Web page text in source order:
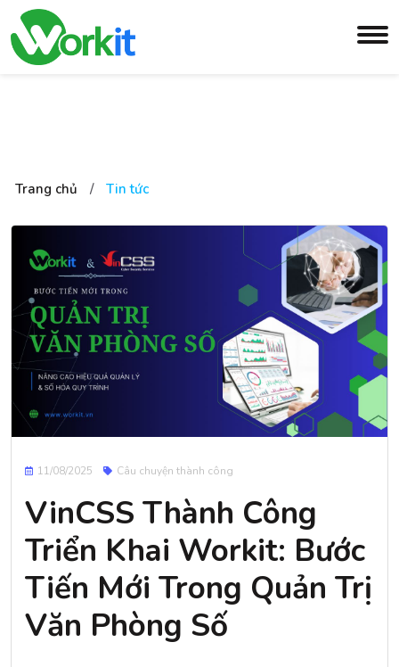
Trang chủ / Tin tức
11/08/2025 Câu chuyện thành công
VinCSS Thành Công
Triển Khai Workit: Bước
Tiến Mới Trong Quản Trị
Văn Phòng Số